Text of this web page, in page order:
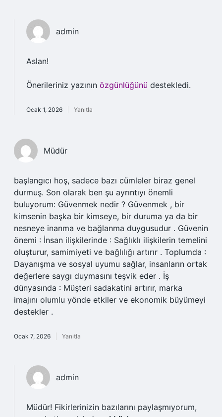
admin
Aslan!
Önerileriniz yazının özgünlüğünü destekledi.
Ocak 1, 2026 Yanıtla
Müdür
başlangıcı hoş, sadece bazı cümleler biraz genel
durmuş. Son olarak ben şu ayrıntıyı önemli
buluyorum: Güvenmek nedir ? Güvenmek , bir
kimsenin başka bir kimseye, bir duruma ya da bir
nesneye inanma ve bağlanma duygusudur . Güvenin
önemi : İnsan ilişkilerinde : Sağlıklı ilişkilerin temelini
oluşturur, samimiyeti ve bağlılığı artırır . Toplumda :
Dayanışma ve sosyal uyumu sağlar, insanların ortak
değerlere saygı duymasını teşvik eder . İş
dünyasında : Müşteri sadakatini artırır, marka
imajını olumlu yönde etkiler ve ekonomik büyümeyi
destekler .
Ocak 7, 2026 Yanıtla
admin
Müdür! Fikirlerinizin bazılarını paylaşmıyorum,